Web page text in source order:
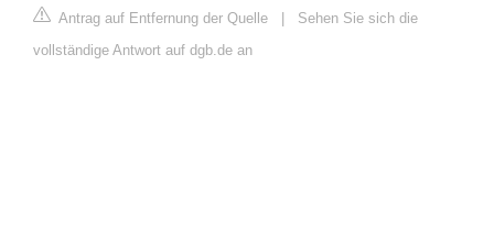
Antrag auf Entfernung der Quelle | Sehen Sie sich die
vollständige Antwort auf dgb.de an